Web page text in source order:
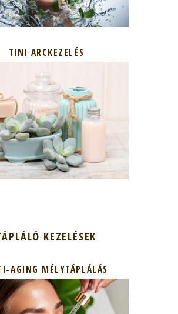
TINI ARCKEZELÉS
KEZELÉSEK
AGING MÉLYTÁPLÁLÁS